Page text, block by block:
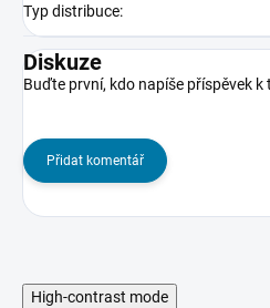
Typ distribuce:
Diskuze
Buďte první, kdo napíše příspěvek k
Přidat komentář
High-contrast mode